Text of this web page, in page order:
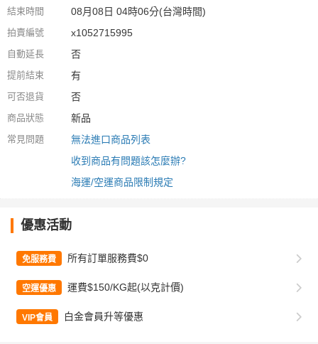
結束時間 08月08日 04時06分(台灣時間)
拍賣編號 x1052715995
自動延長 否
提前結束 有
可否退貨 否
商品狀態 新品
常見問題
無法進口商品列表
收到商品有問題該怎麼辦?
海運/空運商品限制規定
優惠活動
免服務費 所有訂單服務費$0
空運優惠 運費$150/KG起(以克計價)
VIP會員 白金會員升等優惠